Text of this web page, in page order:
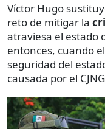
Víctor Hugo
reto de mitigar la
atraviesa el estado
entonces, cuando
seguridad del
causada por el